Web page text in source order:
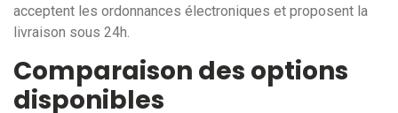
acceptent les ordonnances électroniques et proposent la
livraison sous 24h.
Comparaison des options
disponibles